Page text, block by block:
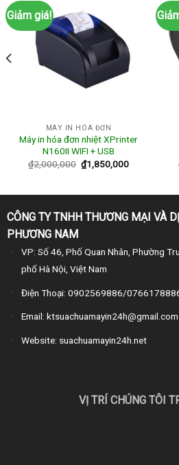
Giảm giá!
MÁY IN HÓA ĐƠN
Máy in hóa đơn nhiệt XPrinter
N160II WIFI + USB
₫2,000,000 ₫1,850,000
CÔNG TY TNHH THƯƠNG MẠI VÀ
PHƯƠNG NAM
VP: Số 46, Phố Quan Nhân, Phường
phố Hà Nội, Việt Nam
Điện Thoại: 0902569886/
Email: ktsuachuamayin24h@gmail.com
Website: suachuamayin24h.net
VỊ TRÍ CHÚNG TÔI